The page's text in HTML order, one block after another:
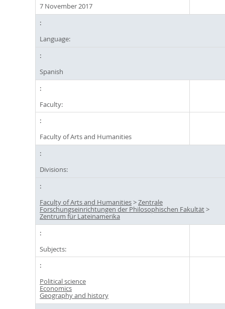
7 November 2017
Language:
Spanish
Faculty:
Faculty of Arts and Humanities
Divisions:
Faculty of Arts and Humanities>Zentrale
Forschungseinrichtungen der Philosophischen Fakultät>
Zentrum für Lateinamerika
Subjects:
Political science
Economics
Geography and history